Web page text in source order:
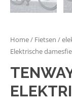
Home/ Fietsen /
Elektrische